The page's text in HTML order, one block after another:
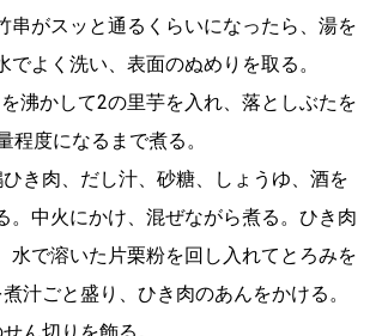
串がスッと通るくらいになったら、湯を
でよく洗い、表面のぬめりを取る。
沸かして2の里芋を入れ、落としぶたを
程度になるまで煮る。
き肉、だし汁、砂糖、しょうゆ、酒を
。中火にかけ、混ぜながら煮る。ひき肉
水で溶いた片栗粉を回し入れてとろみを
汁ごと盛り、ひき肉のあんをかける。